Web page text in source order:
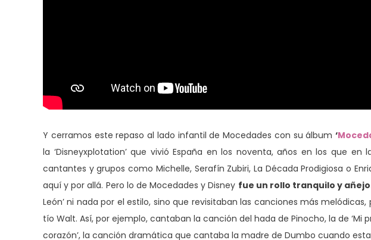
Y cerramos este repaso al lado infantil de Mocedades con su álbum‘
la ‘Disneyxplotation’ que vivió España en los noventa, años en los que
cantantes y grupos como Michelle, Serafín Zubiri, La Década Prodigiosa o
aquí y por allá. Pero lo de Mocedades y Disney fue un rollo tranquilo y
León’ ni nada por el estilo, sino que revisitaban las canciones más
tío Walt. Así, por ejemplo, cantaban la canción del hada de Pinocho, la de ‘Mi
corazón’, la canción dramática que cantaba la madre de Dumbo cuando